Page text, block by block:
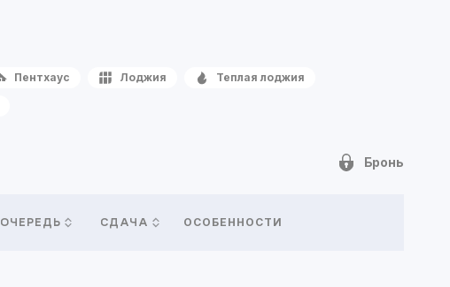
Пентхаус Лоджия Теплая лоджия
Бронь
ОЧЕРЕДЬ СДАЧА ОСОБЕННОСТИ